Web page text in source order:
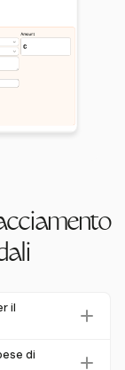
il
di